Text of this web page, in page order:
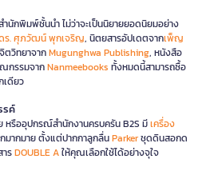
นักพิมพ์ชั้นนำ ไม่ว่าจะเป็นนิยายยอดนิยมอย่าง
ร. ศุภวัฒน์ พุกเจริญ, นิตยสารอัปเดตจากเพ็ญ
ตวิทยาจากMugunghwa Publishing, หนังสือ
กรรมจากNanmeebooks ทั้งหมดนี้สามารถซื้อ
เดียว
รค์
หรืออุปกรณ์สำนักงานครบครัน B2S มีเครื่อง
กมากมาย ตั้งแต่ปากกาลูกลื่นParkerชุดดินสอกด
รDOUBLE Aให้คุณเลือกใช้ได้อย่างจุใจ